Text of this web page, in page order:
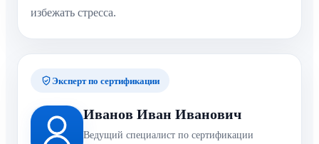
избежать стресса.
Эксперт по сертификации
Иванов Иван Иванович
Ведущий специалист по сертификации